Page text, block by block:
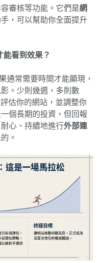
審核等功能。它們是網
，可以幫助你全面提升
能看到效果？
通常需要時間才能顯現，
。少則幾週，多則數
估你的網站，並調整你
一個長期的投資，但回報
心、持續地進行外部連
。